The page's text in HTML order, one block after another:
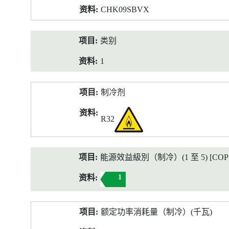
CHK09SBVX
类别
1
制冷剂
R32
能源效益級別（制冷）(1 至 5) [COP
1
额定功率消耗量（制冷）(千瓦)